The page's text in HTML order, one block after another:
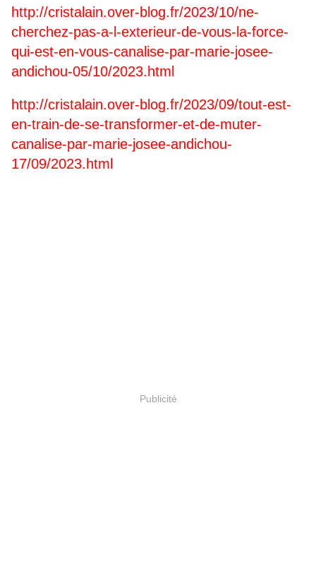
http://cristalain.over-blog.fr/2023/10/ne-
cherchez-pas-a-l-exterieur-de-vous-la-force-
qui-est-en-vous-canalise-par-marie-josee-
andichou-05/10/2023.html
http://cristalain.over-blog.fr/2023/09/tout-est-
en-train-de-se-transformer-et-de-muter-
canalise-par-marie-josee-andichou-
17/09/2023.html
Publicité